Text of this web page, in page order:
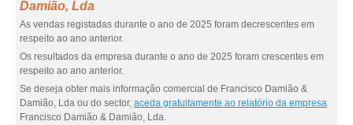
Damião, Lda
As vendas registadas durante o ano de 2025 foram decrescentes em
respeito ao ano anterior.
Os resultados da empresa durante o ano de 2025 foram crescentes em
respeito ao ano anterior.
Se deseja obter mais informação comercial de Francisco Damião &
Damião, Lda ou do sector, aceda gratuitamente ao relatório da empresa
Francisco Damião & Damião, Lda.